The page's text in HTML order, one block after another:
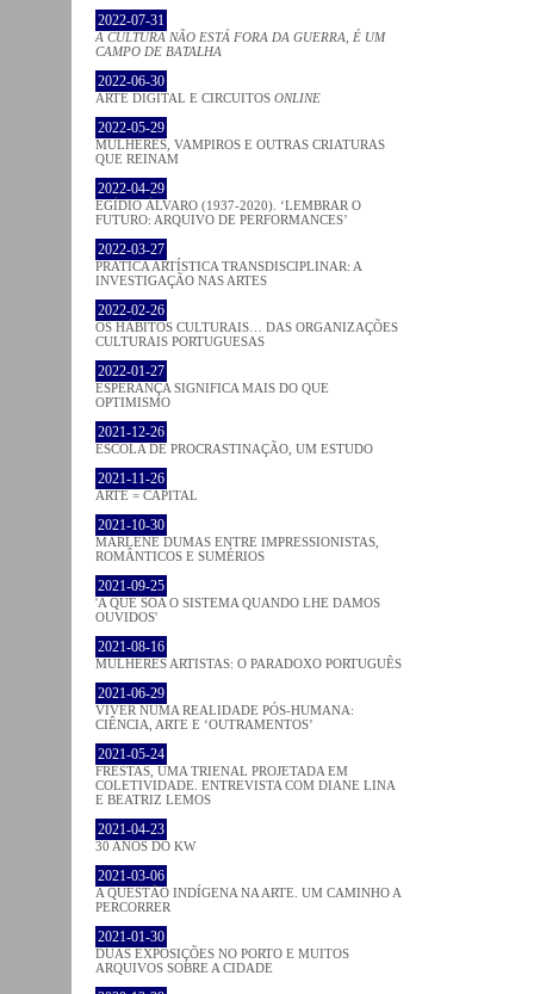
2022-07-31
A CULTURA NÃO ESTÁ FORA DA GUERRA, É UM
CAMPO DE BATALHA
2022-06-30
ARTE DIGITAL E CIRCUITOS ONLINE
2022-05-29
MULHERES, VAMPIROS E OUTRAS CRIATURAS
QUE REINAM
2022-04-29
EGÍDIO ÁLVARO (1937-2020). ‘LEMBRAR O
FUTURO: ARQUIVO DE PERFORMANCES’
2022-03-27
PRATICA ARTÍSTICA TRANSDISCIPLINAR: A
INVESTIGAÇÃO NAS ARTES
2022-02-26
OS HÁBITOS CULTURAIS… DAS ORGANIZAÇÕES
CULTURAIS PORTUGUESAS
2022-01-27
ESPERANÇA SIGNIFICA MAIS DO QUE
OPTIMISMO
2021-12-26
ESCOLA DE PROCRASTINAÇÃO, UM ESTUDO
2021-11-26
ARTE = CAPITAL
2021-10-30
MARLENE DUMAS ENTRE IMPRESSIONISTAS,
ROMÂNTICOS E SUMÉRIOS
2021-09-25
'A QUE SOA O SISTEMA QUANDO LHE DAMOS
OUVIDOS'
2021-08-16
MULHERES ARTISTAS: O PARADOXO PORTUGUÊS
2021-06-29
VIVER NUMA REALIDADE PÓS-HUMANA:
CIÊNCIA, ARTE E ‘OUTRAMENTOS’
2021-05-24
FRESTAS, UMA TRIENAL PROJETADA EM
COLETIVIDADE. ENTREVISTA COM DIANE LINA
E BEATRIZ LEMOS
2021-04-23
30 ANOS DO KW
2021-03-06
A QUESTÃO INDÍGENA NA ARTE. UM CAMINHO A
PERCORRER
2021-01-30
DUAS EXPOSIÇÕES NO PORTO E MUITOS
ARQUIVOS SOBRE A CIDADE